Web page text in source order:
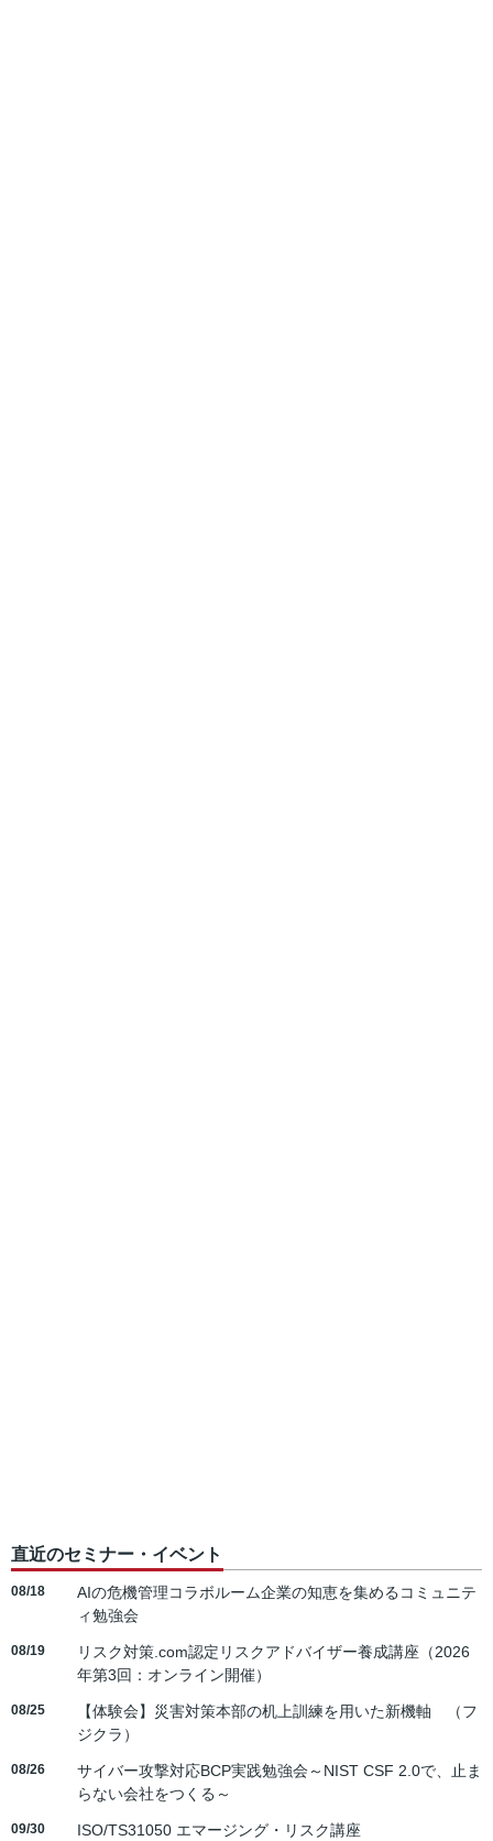
直近のセミナー・イベント
08/18
AIの危機管理コラボルーム企業の知恵を集めるコミュニテ
ィ勉強会
08/19
リスク対策.com認定リスクアドバイザー養成講座（2026
年第3回：オンライン開催）
08/25
【体験会】災害対策本部の机上訓練を用いた新機軸 （フ
ジクラ）
08/26
サイバー攻撃対応BCP実践勉強会～NIST CSF 2.0で、止ま
らない会社をつくる～
09/30 ISO/TS31050 エマージング・リスク講座